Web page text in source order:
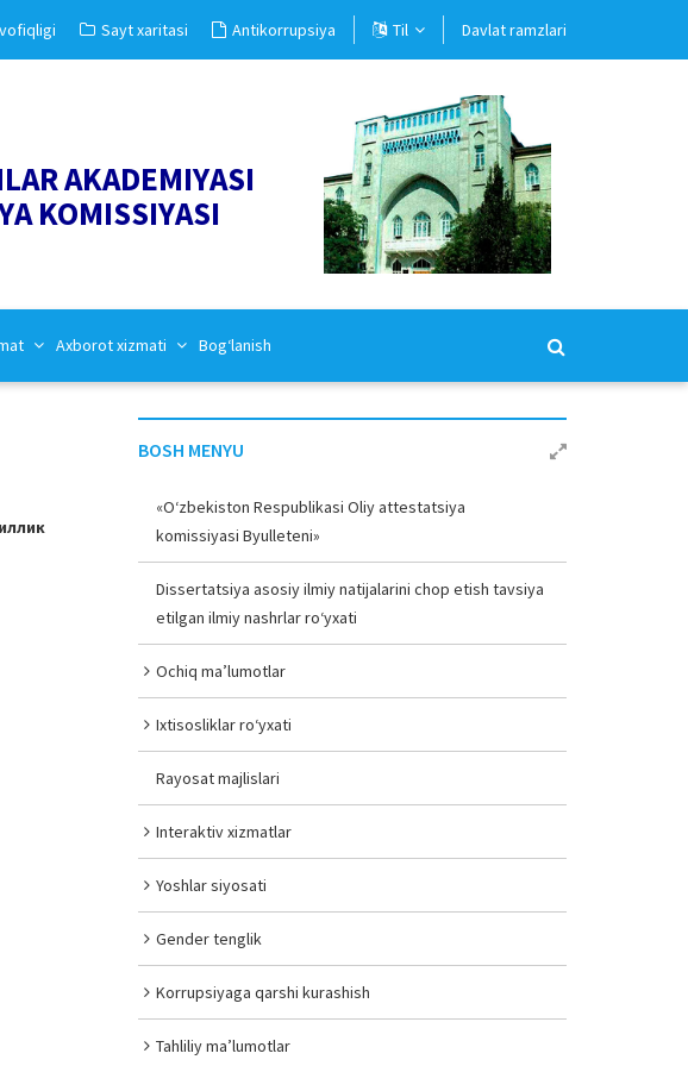
Sayt xaritasi Antikorrupsiya Til Davlat ramzlari
AKADEMIYASI
KOMISSIYASI
Axborot xizmati Bog‘lanish
BOSH MENYU
«O‘zbekiston Respublikasi Oliy attestatsiya
komissiyasi Byulleteni»
Dissertatsiya asosiy ilmiy natijalarini chop etish tavsiya
etilgan ilmiy nashrlar ro‘yxati
Ochiq ma’lumotlar
Ixtisosliklar ro‘yxati
Rayosat majlislari
Interaktiv xizmatlar
Yoshlar siyosati
Gender tenglik
Korrupsiyaga qarshi kurashish
Tahliliy ma’lumotlar